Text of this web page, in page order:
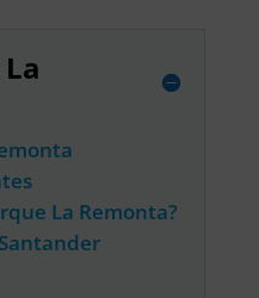
La Remonta?